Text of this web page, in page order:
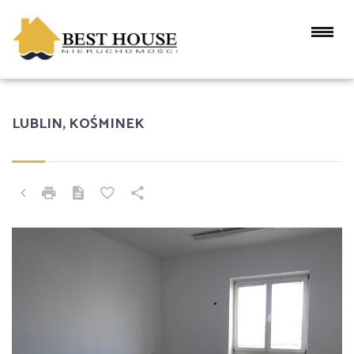
LUBLIN, KOŚMINEK